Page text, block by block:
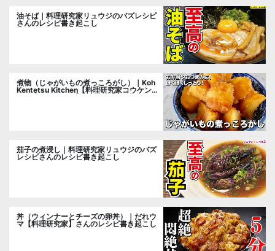
油そば｜料理研究家リュウジのバズレシピ
さんのレシピ書き起こし
煮物（じゃがいもの煮っころがし）｜Koh
Kentetsu Kitchen【料理研究家コウケンテ
茄子の煮浸し｜料理研究家リュウジのバズ
レシピさんのレシピ書き起こし
丼（ウィンナーとチーズの卵丼）｜だれウ
マ【料理研究家】さんのレシピ書き起こし